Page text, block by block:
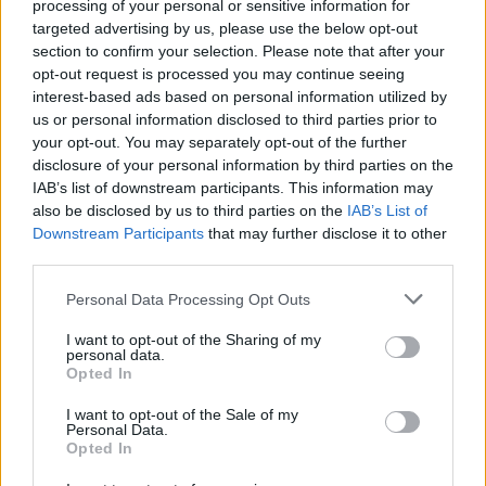
processing of your personal or sensitive information for
targeted advertising by us, please use the below opt-out
section to confirm your selection. Please note that after your
opt-out request is processed you may continue seeing
interest-based ads based on personal information utilized by
us or personal information disclosed to third parties prior to
your opt-out. You may separately opt-out of the further
disclosure of your personal information by third parties on the
IAB’s list of downstream participants. This information may
also be disclosed by us to third parties on the IAB’s List of
Downstream Participants that may further disclose it to other
Please note that this website/app uses one or more Google
not limited to your visit or usage behaviour. You may click to
grant or deny consent to Google and its third-party tags to
use your data for below specified purposes in below Google
consent section.
Personal Data Processing Opt Outs
I want to opt-out of the Sharing of my
personal data.
Opted In
I want to opt-out of the Sale of my
Personal Data.
Opted In
2023
0,0273
0,0235
0,0276
Abril de
2023
$
0,0284
$
0,0244
$ 0,0335
$
0,0290
Maio de
2023
$
0,0275
$
0,0248
$ 0,0298
$
0,0273
-3%
Junho de
2023
0,0273
0,0256
$ 0,0319
0,0288
-1%
Julho de
$
0,0237
$
0,0195
$ 0,0268
$
-13%
Agosto de
$
0,0249
$
$ 0,0299 5%
Setembro
de 2023
0,0247
$ 0,0296
0,0265